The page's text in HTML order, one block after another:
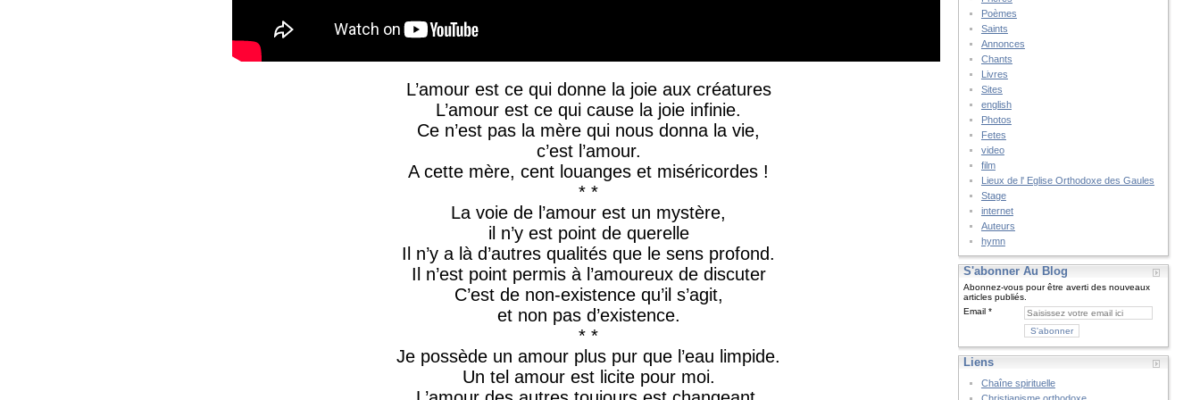
L’amour est ce qui donne la joie aux créatures
L’amour est ce qui cause la joie infinie.
Ce n’est pas la mère qui nous donna la vie,
c’est l’amour.
A cette mère, cent louanges et miséricordes !
* *
La voie de l’amour est un mystère,
il n’y est point de querelle
Il n’y a là d’autres qualités que le sens profond.
Il n’est point permis à l’amoureux de discuter
C’est de non-existence qu’il s’agit,
et non pas d’existence.
* *
Je possède un amour plus pur que l’eau limpide.
Un tel amour est licite pour moi.
Poèmes
Saints
Annonces
Chants
Livres
Sites
english
Photos
Fetes
video
film
Lieux de l' Eglise Orthodoxe des Gaules
Stage
internet
Auteurs
hymn
S'abonner Au Blog
Abonnez-vous pour être averti des nouveaux
articles publiés.
Email
Liens
Chaîne spirituelle